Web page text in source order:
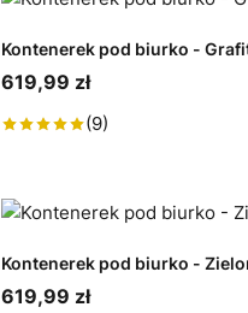
Kontenerek pod biurko -
619,99 zł
(9)
Kontenerek pod biurko -
619,99 zł